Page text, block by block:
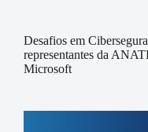
Desafios em
representantes da
Microsoft